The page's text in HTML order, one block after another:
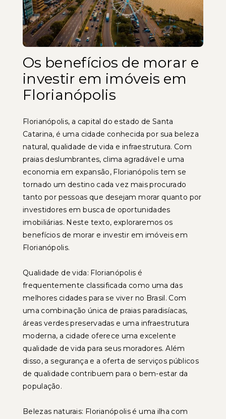
Os benefícios de morar e
investir em imóveis em
Florianópolis
Florianópolis, a capital do estado de Santa
Catarina, é uma cidade conhecida por sua beleza
natural, qualidade de vida e infraestrutura. Com
praias deslumbrantes, clima agradável e uma
economia em expansão, Florianópolis tem se
tornado um destino cada vez mais procurado
tanto por pessoas que desejam morar quanto por
investidores em busca de oportunidades
imobiliárias. Neste texto, exploraremos os
benefícios de morar e investir em imóveis em
Florianópolis.
Qualidade de vida: Florianópolis é
frequentemente classificada como uma das
melhores cidades para se viver no Brasil. Com
uma combinação única de praias paradisíacas,
áreas verdes preservadas e uma infraestrutura
moderna, a cidade oferece uma excelente
qualidade de vida para seus moradores. Além
disso, a segurança e a oferta de serviços públicos
de qualidade contribuem para o bem-estar da
população.
Belezas naturais: Florianópolis é uma ilha com